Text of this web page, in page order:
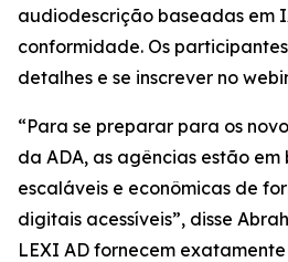
audiodescrição baseadas em
conformidade. Os
detalhes e se inscrever no
“Para se preparar para os
da ADA, as agências estão
escaláveis e econômicas de
digitais acessíveis”, disse
LEXI AD fornecem